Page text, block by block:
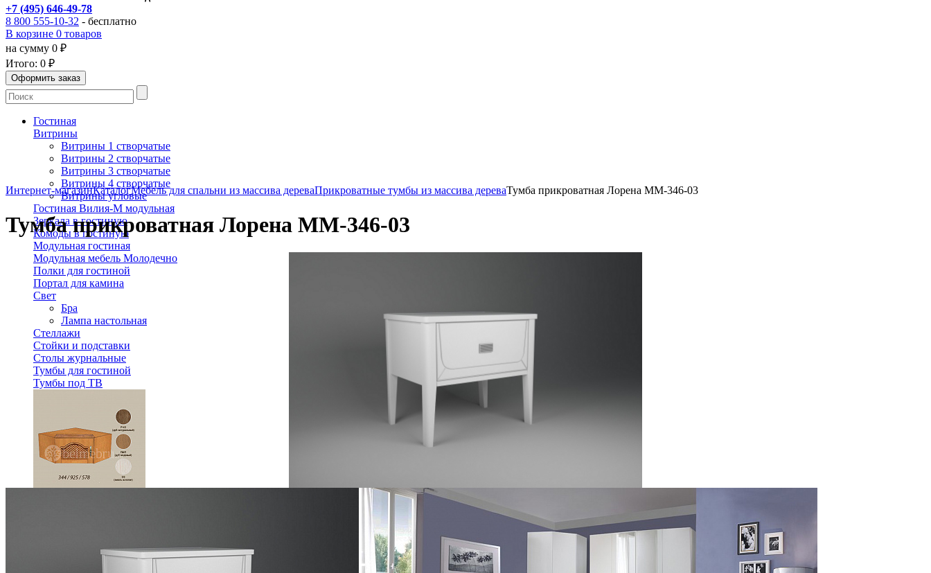
+7 (495) 646-49-78
8 800 555-10-32 - бесплатно
В корзине 0 товаров
на сумму 0 ₽
Итого: 0 ₽
Гостиная
Витрины
Витрины 1 створчатые
Витрины 2 створчатые
Витрины 3 створчатые
Витрины 4 створчатые
Витрины угловые
Гостиная Вилия-М модульная
Зеркала в гостиную
Комоды в гостиную
Модульная гостиная
Модульная мебель Молодечно
Полки для гостиной
Портал для камина
Свет
Бра
Лампа настольная
Стеллажи
Стойки и подставки
Столы журнальные
Тумбы для гостиной
Тумбы под ТВ
Интернет-магазинКаталогМебель для спальни из массива дереваПрикроватные тумбы из массива дереваТумба прикроватная Лорена ММ-346-03
Тумба прикроватная Лорена ММ-346-03